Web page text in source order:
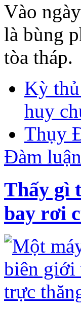
Vào
là bùng
tòa tháp.
Kỳ
huy
Thụy
Đàm luận
Thấy gì
bay rơi